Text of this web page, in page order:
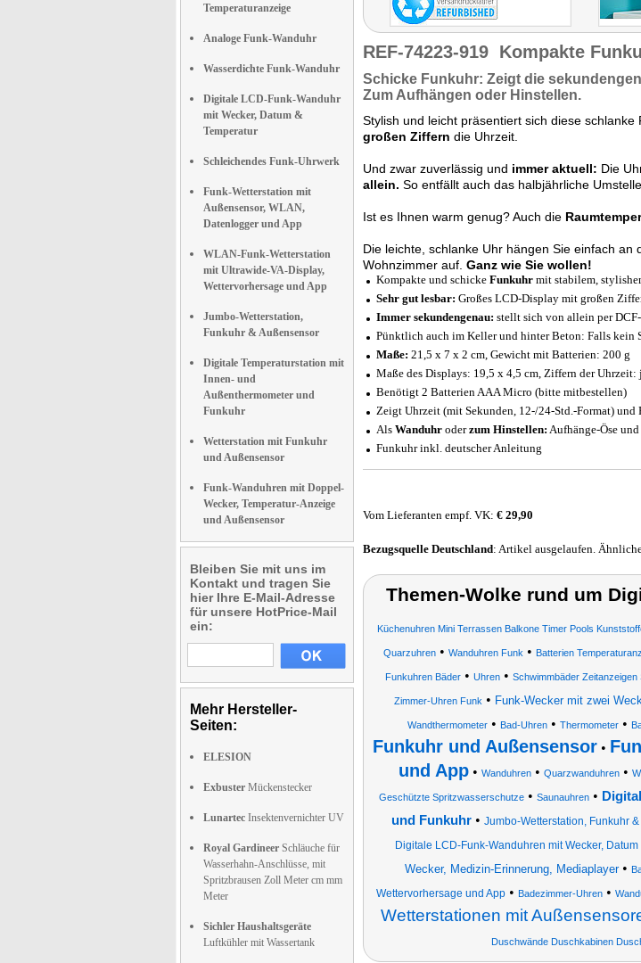
Temperaturanzeige
Analoge Funk-Wanduhr
Wasserdichte Funk-Wanduhr
Digitale LCD-Funk-Wanduhr
mit Wecker, Datum &
Temperatur
Schleichendes Funk-Uhrwerk
Funk-Wetterstation mit
Außensensor, WLAN,
Datenlogger und App
WLAN-Funk-Wetterstation
mit Ultrawide-VA-Display,
Wettervorhersage und App
Jumbo-Wetterstation,
Funkuhr & Außensensor
Digitale Temperaturstation mit
Innen- und
Außenthermometer und
Funkuhr
Wetterstation mit Funkuhr
und Außensensor
Funk-Wanduhren mit Doppel-
Wecker, Temperatur-Anzeige
und Außensensor
Bleiben Sie mit uns im
Kontakt und tragen Sie
hier Ihre E-Mail-Adresse
für unsere HotPrice-Mail
ein:
Mehr Hersteller-
Seiten:
ELESION
Exbuster Mückenstecker
Lunartec Insektenvernichter UV
Royal Gardineer Schläuche für
Wasserhahn-Anschlüsse, mit
Spritzbrausen Zoll Meter cm mm
Meter
Sichler Haushaltsgeräte
Luftkühler mit Wassertank
REF-74223-919 Kompakte
Schicke Funkuhr: Zeigt die
Zum Aufhängen oder Hinstellen.
Stylish und leicht präsentiert sich diese
großen Ziffern die Uhrzeit.
Und zwar zuverlässig und immer aktuell: Die
allein. So entfällt auch das halbjährliche
Ist es Ihnen warm genug? Auch die
Die leichte, schlanke Uhr hängen Sie einfach
Wohnzimmer auf. Ganz wie Sie wollen!
Kompakte und schicke Funkuhr mit stabilem,
Sehr gut lesbar: Großes LCD-Display mit großen
Immer sekundengenau: stellt sich von allein per
Pünktlich auch im Keller und hinter Beton: Falls kein
Maße: 21,5 x 7 x 2 cm, Gewicht mit Batterien: 200 g
Maße des Displays: 19,5 x 4,5 cm, Ziffern der
Benötigt 2 Batterien AAA Micro (bitte mitbestellen)
Zeigt Uhrzeit (mit Sekunden, 12-/24-Std.-Format) und
Als Wanduhr oderzum Hinstellen: Aufhänge-Öse
Funkuhr inkl. deutscher Anleitung
Vom Lieferanten empf. VK: € 29,90
Bezugsquelle Deutschland: Artikel ausgelaufen.
Themen-Wolke rund um
Küchenuhren Mini Terrassen Balkone Timer Pools
Quarzuhren • Wanduhren Funk • Batterien
Funkuhren Bäder • Uhren • Schwimmbäder
Zimmer-Uhren Funk • Funk-Wecker mit zwei
Wandthermometer• Bad-Uhren• Thermometer•
Funkuhr und Außensensor •
und App• Wanduhren• Quarzwanduhren•
Geschützte Spritzwasserschutze • Saunauhren •
und Funkuhr• Jumbo-Wetterstation, Funkuhr
Digitale LCD-Funk-Wanduhren mit Wecker, Datum
Wecker, Medizin-Erinnerung, Mediaplayer•
Wettervorhersage und App • Badezimmer-Uhren •
Wetterstationen mit
Duschwände Duschkabinen